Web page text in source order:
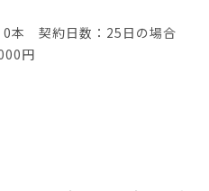
本 契約日数：25日の場合
円